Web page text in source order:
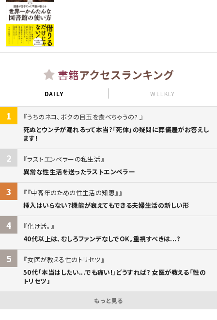
書籍アクセスランキング
DAILY WEEKLY
1
うちのネコ、ボクの目玉を食べちゃうの?
死ぬとウンチが漏れるって本当?「死体」の疑問に葬儀屋がお答えし
ます!
2
ラストエンペラーの私生活
異常な性生活を送ったラストエンペラー
3
『中高年のための性生活の知恵』
挿入はいらない?機能が衰えてもできる夫婦生活の新しい形
4
化け活。
40代以上は、むしろファンデなしでOK。重視すべきは...?
5
女医が教える性のトリセツ
50代「本当はしたい...でも痛い!」どうすれば? 女医が教える「性の
トリセツ」
もっと見る